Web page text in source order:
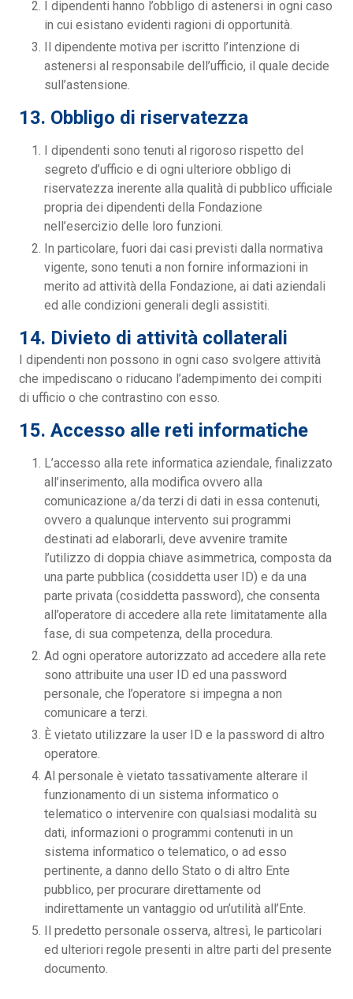
I dipendenti hanno l’obbligo di astenersi in ogni caso
in cui esistano evidenti ragioni di opportunità.
Il dipendente motiva per iscritto l’intenzione di
astenersi al responsabile dell’ufficio, il quale decide
sull’astensione.
13. Obbligo di riservatezza
I dipendenti sono tenuti al rigoroso rispetto del
segreto d’ufficio e di ogni ulteriore obbligo di
riservatezza inerente alla qualità di pubblico ufficiale
propria dei dipendenti della Fondazione
nell’esercizio delle loro funzioni.
In particolare, fuori dai casi previsti dalla normativa
vigente, sono tenuti a non fornire informazioni in
merito ad attività della Fondazione, ai dati aziendali
ed alle condizioni generali degli assistiti.
14. Divieto di attività collaterali
I dipendenti non possono in ogni caso svolgere attività
che impediscano o riducano l’adempimento dei compiti
di ufficio o che contrastino con esso.
15. Accesso alle reti informatiche
L’accesso alla rete informatica aziendale, finalizzato
all’inserimento, alla modifica ovvero alla
comunicazione a/da terzi di dati in essa contenuti,
ovvero a qualunque intervento sui programmi
destinati ad elaborarli, deve avvenire tramite
l’utilizzo di doppia chiave asimmetrica, composta da
una parte pubblica (cosiddetta user ID) e da una
parte privata (cosiddetta password), che consenta
all’operatore di accedere alla rete limitatamente alla
fase, di sua competenza, della procedura.
Ad ogni operatore autorizzato ad accedere alla rete
sono attribuite una user ID ed una password
personale, che l’operatore si impegna a non
comunicare a terzi.
È vietato utilizzare la user ID e la password di altro
operatore.
Al personale è vietato tassativamente alterare il
funzionamento di un sistema informatico o
telematico o intervenire con qualsiasi modalità su
dati, informazioni o programmi contenuti in un
sistema informatico o telematico, o ad esso
pertinente, a danno dello Stato o di altro Ente
pubblico, per procurare direttamente od
indirettamente un vantaggio od un’utilità all’Ente.
Il predetto personale osserva, altresì, le particolari
ed ulteriori regole presenti in altre parti del presente
documento.